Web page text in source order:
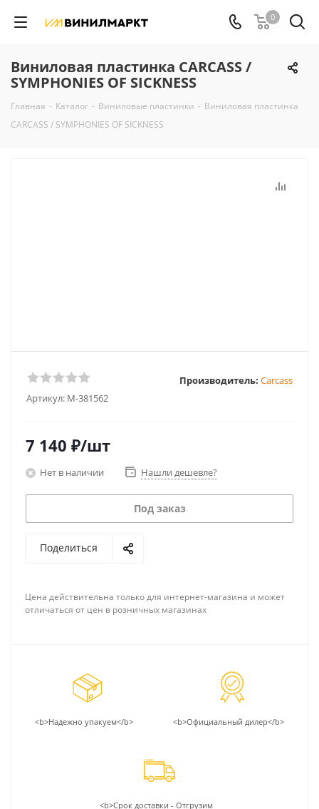
0
Виниловая пластинка CARCASS /
SYMPHONIES OF SICKNESS
Главная - Каталог - Виниловые пластинки - Виниловая пластинка
CARCASS / SYMPHONIES OF SICKNESS
Артикул: M-381562
Производитель: Carcass
7 140 ₽/шт
Нет в наличии Нашли дешевле?
Под заказ
Поделиться
Цена действительна только для интернет-магазина и может
отличаться от цен в розничных магазинах
<b>Надежно упакуем</b> <b>Официальный дилер</b>
<b>Срок доставки - Отгрузим